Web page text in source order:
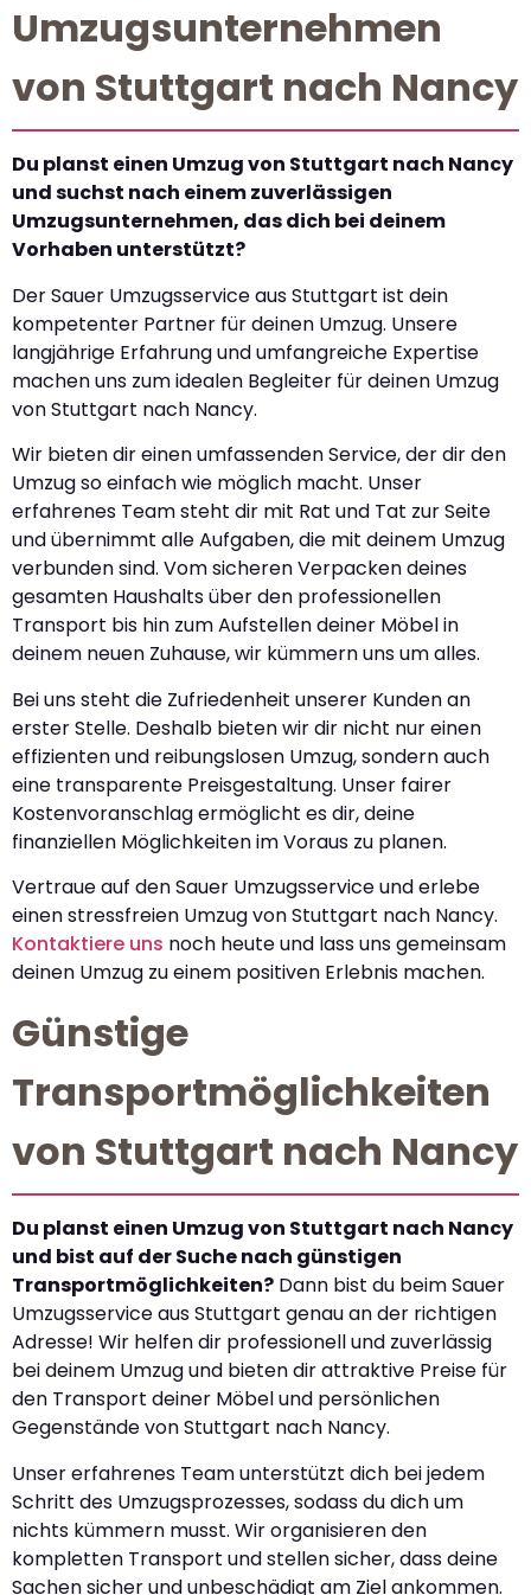
Umzugsunternehmen
von Stuttgart nach Nancy
Du planst einen Umzug von Stuttgart nach Nancy
und suchst nach einem zuverlässigen
Umzugsunternehmen, das dich bei deinem
Vorhaben unterstützt?
Der Sauer Umzugsservice aus Stuttgart ist dein
kompetenter Partner für deinen Umzug. Unsere
langjährige Erfahrung und umfangreiche Expertise
machen uns zum idealen Begleiter für deinen Umzug
von Stuttgart nach Nancy.
Wir bieten dir einen umfassenden Service, der dir den
Umzug so einfach wie möglich macht. Unser
erfahrenes Team steht dir mit Rat und Tat zur Seite
und übernimmt alle Aufgaben, die mit deinem Umzug
verbunden sind. Vom sicheren Verpacken deines
gesamten Haushalts über den professionellen
Transport bis hin zum Aufstellen deiner Möbel in
deinem neuen Zuhause, wir kümmern uns um alles.
Bei uns steht die Zufriedenheit unserer Kunden an
erster Stelle. Deshalb bieten wir dir nicht nur einen
effizienten und reibungslosen Umzug, sondern auch
eine transparente Preisgestaltung. Unser fairer
Kostenvoranschlag ermöglicht es dir, deine
finanziellen Möglichkeiten im Voraus zu planen.
Vertraue auf den Sauer Umzugsservice und erlebe
einen stressfreien Umzug von Stuttgart nach Nancy.
Kontaktiere uns noch heute und lass uns gemeinsam
deinen Umzug zu einem positiven Erlebnis machen.
Günstige
Transportmöglichkeiten
von Stuttgart nach Nancy
Du planst einen Umzug von Stuttgart nach Nancy
und bist auf der Suche nach günstigen
Transportmöglichkeiten? Dann bist du beim Sauer
Umzugsservice aus Stuttgart genau an der richtigen
Adresse! Wir helfen dir professionell und zuverlässig
bei deinem Umzug und bieten dir attraktive Preise für
den Transport deiner Möbel und persönlichen
Gegenstände von Stuttgart nach Nancy.
Unser erfahrenes Team unterstützt dich bei jedem
Schritt des Umzugsprozesses, sodass du dich um
nichts kümmern musst. Wir organisieren den
kompletten Transport und stellen sicher, dass deine
Sachen sicher und unbeschädigt am Ziel ankommen.